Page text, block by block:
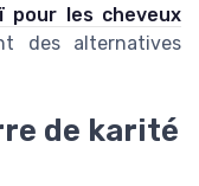
pour les cheveux
des alternatives
de karité